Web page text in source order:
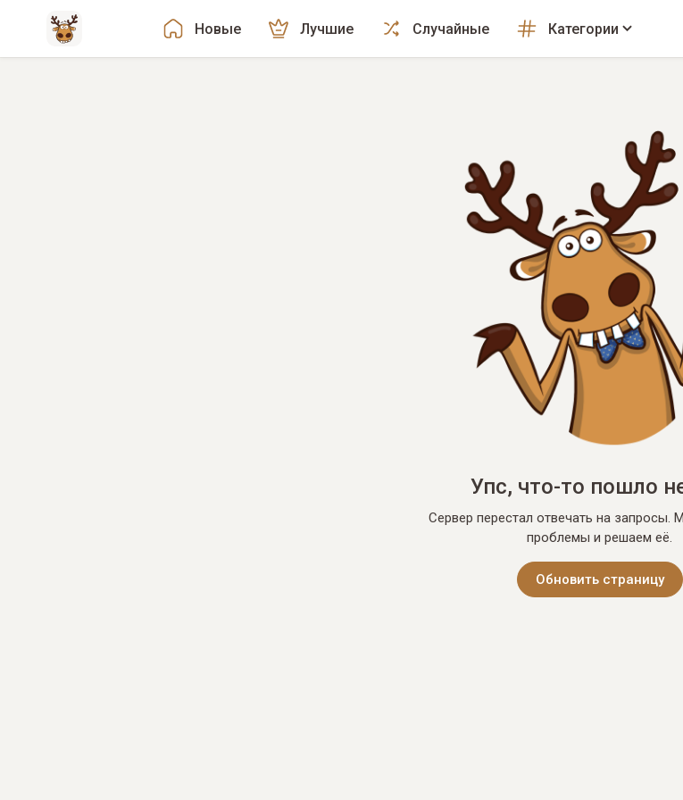
Новые Лучшие Случайные Категории
Упс, что-то пошло
Сервер перестал отвечать на запросы.
проблемы и решаем её.
Обновить страницу